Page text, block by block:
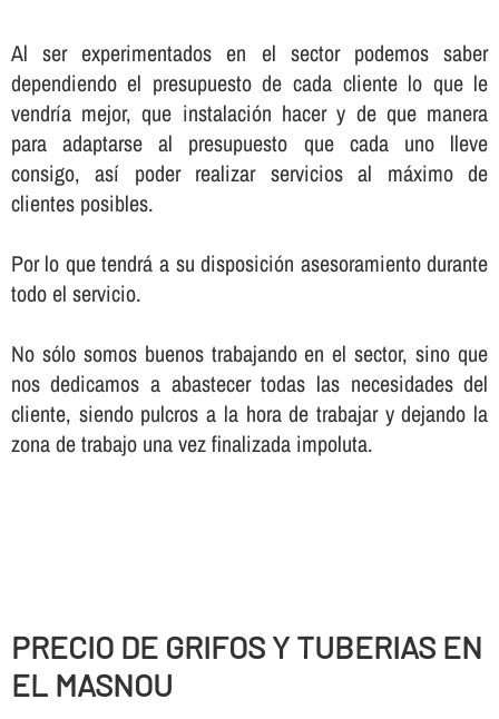
Al ser experimentados en el sector podemos saber
dependiendo el presupuesto de cada cliente lo que le
vendrí­a mejor, que instalación hacer y de que manera
para adaptarse al presupuesto que cada uno lleve
consigo, así­ poder realizar servicios al máximo de
clientes posibles.
Por lo que tendrá a su disposición asesoramiento durante
todo el servicio.
No sólo somos buenos trabajando en el sector, sino que
nos dedicamos a abastecer todas las necesidades del
cliente, siendo pulcros a la hora de trabajar y dejando la
zona de trabajo una vez finalizada impoluta.
PRECIO DE GRIFOS Y TUBERIAS EN
EL MASNOU